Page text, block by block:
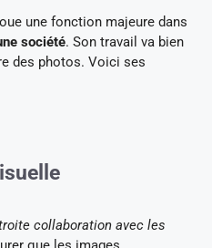
une fonction majeure dans
société. Son travail va bien
des photos. Voici ses
collaboration avec les